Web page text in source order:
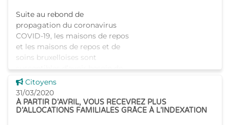
Suite au rebond de
propagation du coronavirus
COVID-19, les maisons de repos
et les maisons de repos et de
soins bruxelloises sont
susceptibles d’avoir besoin de
personnel supplémentaire
durant la
Voir cette news
Citoyens
31/03/2020
À PARTIR D’AVRIL, VOUS RECEVREZ PLUS
D’ALLOCATIONS FAMILIALES GRÂCE À L’INDEXATION